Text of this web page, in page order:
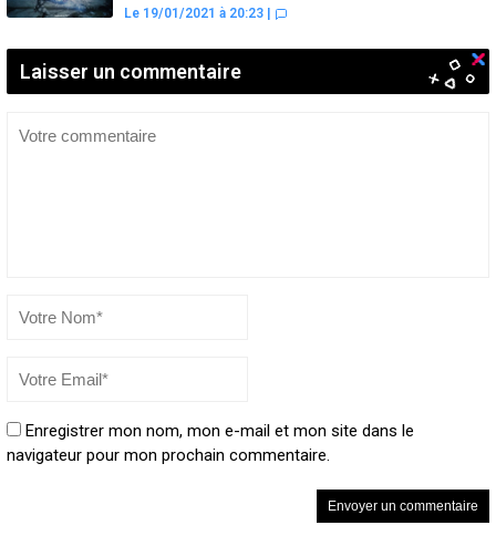
Le 19/01/2021 à 20:23
Laisser un commentaire
Enregistrer mon nom, mon e-mail et mon site dans le
navigateur pour mon prochain commentaire.